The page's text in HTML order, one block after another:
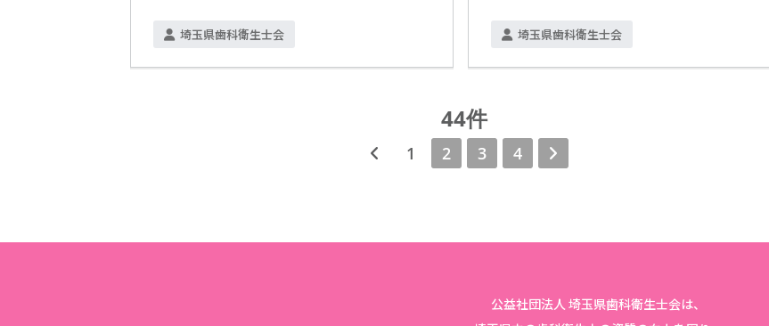
埼玉県歯科衛生士会 埼玉県歯科衛生士会
44件
1 2 3 4
公益社団法人 埼玉県歯科衛生士会は、